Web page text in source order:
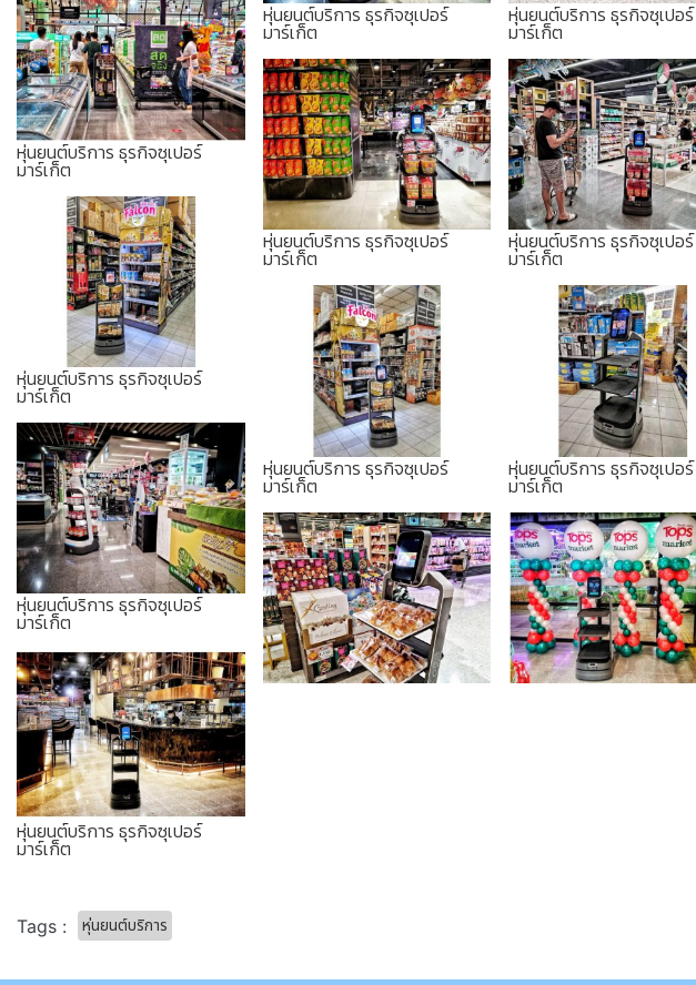
หุ่นยนต์บริการ ธุรกิจซุเปอร์
มาร์เก็ต
หุ่นยนต์บริการ ธุรกิจซุเปอร์
มาร์เก็ต
หุ่นยนต์บริการ ธุรกิจซุเปอร์
มาร์เก็ต
หุ่นยนต์บริการ ธุรกิจซุเปอร์
มาร์เก็ต
หุ่นยนต์บริการ ธุรกิจซุเปอร์
มาร์เก็ต
หุ่นยนต์บริการ ธุรกิจซุเปอร์
มาร์เก็ต
หุ่นยนต์บริการ ธุรกิจซุเปอร์
มาร์เก็ต
หุ่นยนต์บริการ ธุรกิจซุเปอร์
มาร์เก็ต
หุ่นยนต์บริการ ธุรกิจซุเปอร์
มาร์เก็ต
หุ่นยนต์บริการ ธุรกิจซุเปอร์
มาร์เก็ต
Tags : หุ่นยนต์บริการ